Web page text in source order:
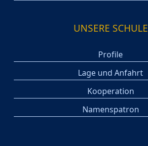
UNSERE SCHULE
Profile
Lage und Anfahrt
Kooperation
Namenspatron